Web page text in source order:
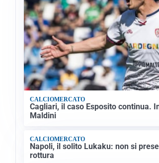
CALCIOMERCATO
Cagliari, il caso Esposito continua.
Maldini
CALCIOMERCATO
Napoli, il solito Lukaku: non si
rottura